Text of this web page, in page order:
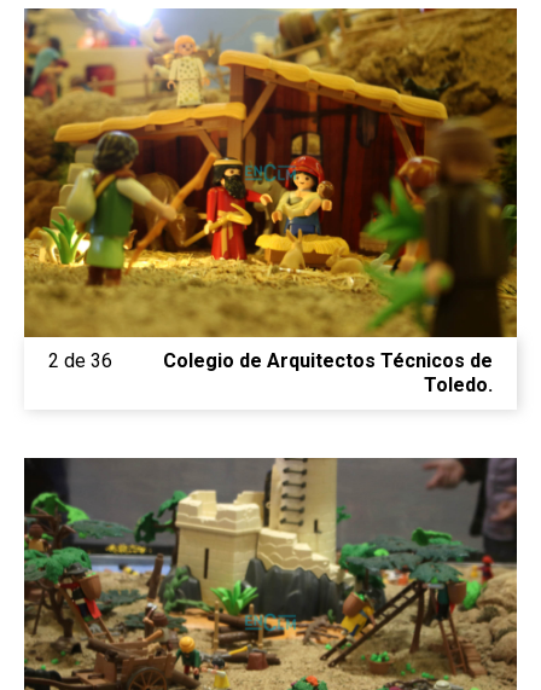
2 de 36
Colegio de Arquitectos Técnicos de
Toledo.